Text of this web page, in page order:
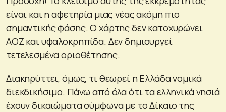
είναι και η αφετηρία μιας νέας ακόμη πιο
σημαντικής φάσης. Ο χάρτης δεν κατοχυρώνει
ΑΟΖ και υφαλοκρηπίδα. Δεν δημιουργεί
τετελεσμένα οριοθέτησης.
Διακηρύττει, όμως, τι θεωρεί η Ελλάδα νομικά
διεκδικήσιμο. Πάνω από όλα ότι τα ελληνικά νησιά
έχουν δικαιώματα σύμφωνα με το Δίκαιο της